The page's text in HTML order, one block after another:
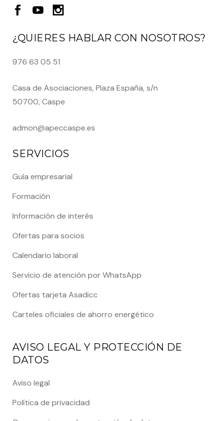
¿QUIERES HABLAR CON NOSOTROS?
976 63 05 51
Casa de Asociaciones, Plaza España, s/n
50700, Caspe
admon@apeccaspe.es
SERVICIOS
Guía empresarial
Formación
Información de interés
Ofertas para socios
Calendario laboral
Servicio de atención por WhatsApp
Ofertas tarjeta Asadicc
Carteles oficiales de ahorro energético
AVISO LEGAL Y PROTECCIÓN DE
DATOS
Aviso legal
Política de privacidad